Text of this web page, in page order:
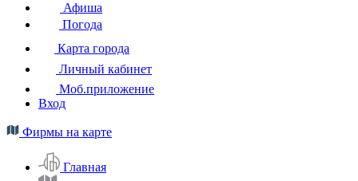
Афиша
Погода
Карта города
Личный кабинет
Моб.приложение
Вход
Фирмы на карте
Главная